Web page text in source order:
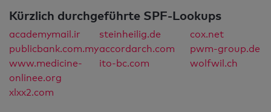
Kürzlich durchgeführte SPF-Lookups
academymail.ir steinheilig.de
cox.net
publicbank.com.myaccordarch.com
pwm-group.de
www.medicine-
onlinee.org
ito-bc.com wolfwil.ch
xlxx2.com